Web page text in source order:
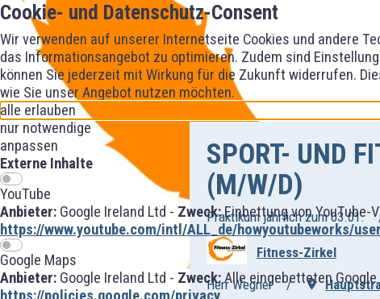
Cookie- und Datenschutz-Consent
Wir verwenden auf unserer Internetseite Cookies und andere
das Informationsangebot zu optimieren. Zudem sind
können Sie jederzeit mit Wirkung für die Zukunft widerrufen.
wie Sie unser Angebot nutzen möchten.
alle erlauben
nur notwendige
anpassen
Externe Inhalte
YouTube
Anbieter: Google Ireland Ltd - Zweck:Einbettung von YouTube-
https://www.youtube.com/intl/ALL_de/howyoutubeworks/
Google Maps
Anbieter: Google Ireland Ltd - Zweck:Alle eingebetteten
SPORT- UND
(M/W/D)
Praktikum jährlich zum 03.01.
Fitness-Zirkel
Herr Wegner